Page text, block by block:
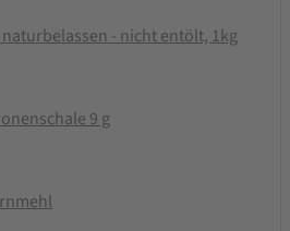
- nicht entölt, 1kg
9 g